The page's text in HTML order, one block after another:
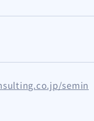
semin